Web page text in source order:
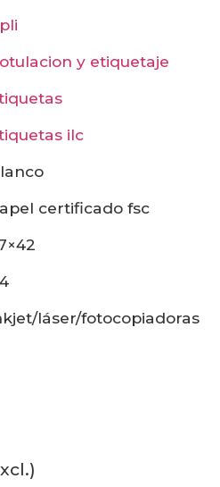
apli
rotulacion y etiquetaje
ilc
blanco
papel certificado fsc
a4
láser/fotocopiadoras